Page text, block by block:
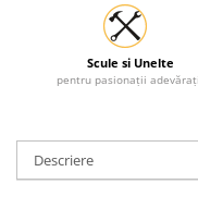
Tunuri de caldura si
Utilaje constructie
Scule si Unelte
pentru pasionații
Descriere